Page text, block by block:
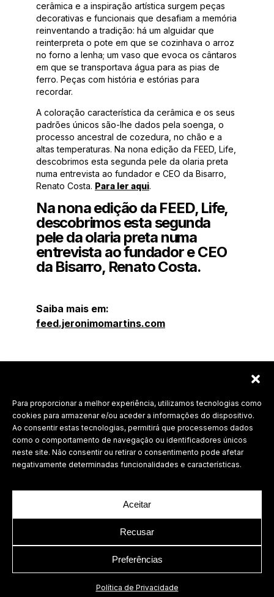
Para proporcionar a melhor experiência, utilizamos tecnologias como
cookies para armazenar e/ou aceder a informações do dispositivo.
Ao consentir estas tecnologias, permitirá que processemos dados
como o comportamento de navegação ou identificadores únicos
neste site. Não consentir ou retirar o consentimento pode afetar
negativamente determinadas funcionalidades e características.
Aceitar
Recusar
Preferências
Política de Privacidade
cerâmica e a inspiração artística surgem peças
decorativas e funcionais que desafiam a memória
reinventando a tradição: há um alguidar que
reinterpreta o pote em que se cozinhava o arroz
no forno a lenha; um vaso que evoca os cântaros
em que se transportava água para as pias de
ferro. Peças com história e estórias para
recordar.
A coloração característica da cerâmica e os seus
padrões únicos são-lhe dados pela soenga, o
processo ancestral de cozedura, no chão e a
altas temperaturas. Na nona edição da FEED, Life,
descobrimos esta segunda pele da olaria preta
numa entrevista ao fundador e CEO da Bisarro,
Renato Costa. Para ler aqui.
Na nona edição da FEED, Life,
descobrimos esta segunda
pele da olaria preta numa
entrevista ao fundador e CEO
da Bisarro, Renato Costa.
Saiba mais em:
feed.jeronimomartins.com
Labdesign, Lda.
2026 Todos os direitos reservados.
Política de Privacidade